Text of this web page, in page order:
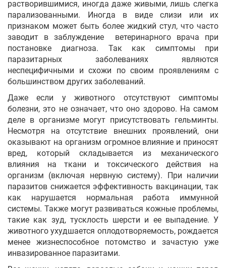
растворившимися, иногда даже живыми, лишь слегка
парализованными. Иногда в виде слизи или их
признаком может быть более жидкий стул, что часто
заводит в заблуждение ветеринарного врача при
постановке диагноза. Так как симптомы при
паразитарных заболеваниях являются
неспецифичными и схожи по своим проявлениям с
большинством других заболеваний.
Даже если у животного отсутствуют симптомы
болезни, это не означает, что оно здорово. На самом
деле в организме могут присутствовать гельминты.
Несмотря на отсутствие внешних проявлений, они
оказывают на организм огромное влияние и приносят
вред, который складывается из механического
влияния на ткани и токсического действия на
организм (включая нервную систему). При наличии
паразитов снижается эффективность вакцинации, так
как нарушается нормальная работа иммунной
системы. Также могут развиваться кожные проблемы,
такие как зуд, тусклость шерсти и ее выпадение. У
животного ухудшается оплодотворяемость, рождается
менее жизнеспособное потомство и зачастую уже
инвазированное паразитами.